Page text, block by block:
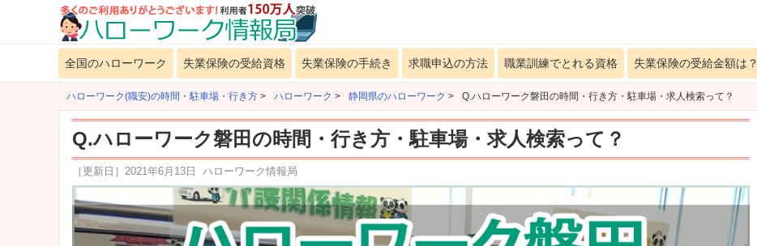
全国のハローワーク 失業保険の受給資格 失業保険の手続き 求職申込の方法 職業訓練でとれる資格 失業保険の受給金額は？
ハローワーク(職安)の時間・駐車場・行き方 > ハローワーク > 静岡県のハローワーク > Q.ハローワーク磐田の時間・行き方・駐車場・求人検索って？
Q.ハローワーク磐田の時間・行き方・駐車場・求人検索って？
［更新日］ 2021年6月13日 ハローワーク情報局